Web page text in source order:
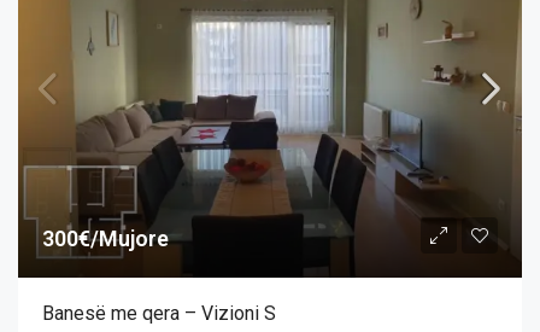
300€/Mujore
Banesë me qera – Vizioni S